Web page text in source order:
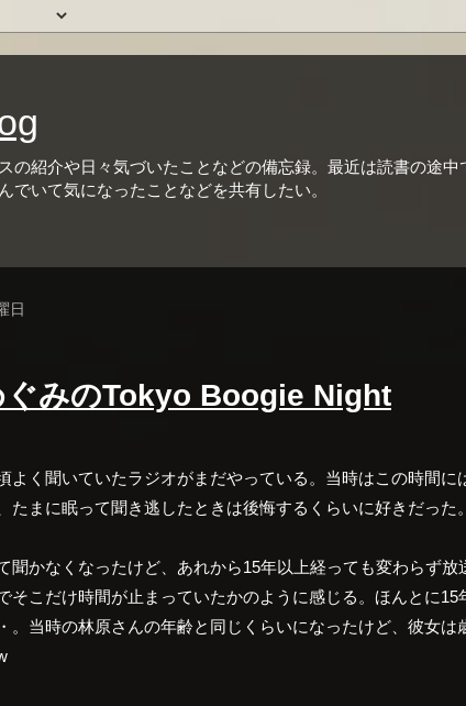
の紹介や日々気づいたことなどの備忘録。最近は読書の途
でいて気になったことなどを共有したい。
日
ぐみのTokyo Boogie Night
よく聞いていたラジオがまだやっている。当時はこの時間に
たまに眠って聞き逃したときは後悔するくらいに好きだった。
聞かなくなったけど、あれから15年以上経っても変わらず放
そこだけ時間が止まっていたかのように感じる。ほんとに15
。当時の林原さんの年齢と同じくらいになったけど、彼女は